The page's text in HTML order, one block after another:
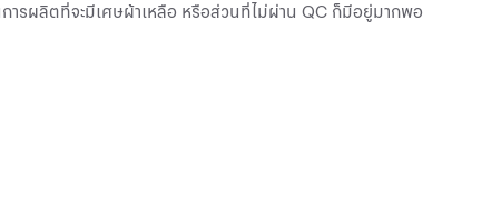
การผลิตที่จะมีเศษผ้าเหลือ หรือส่วนที่ไม่ผ่าน QC ก็มีอยู่มากพอ